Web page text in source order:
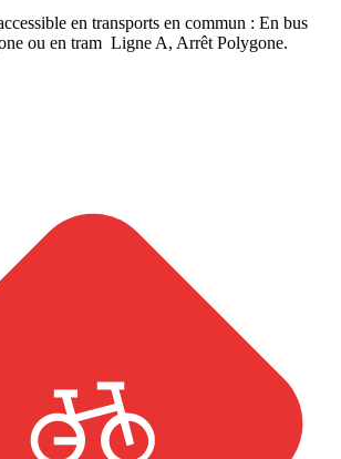
en transports en commun : En bus
ou en tram Ligne A, Arrêt Polygone.